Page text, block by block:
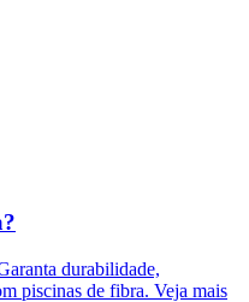
durabilidade,
piscinas de fibra. Veja mais